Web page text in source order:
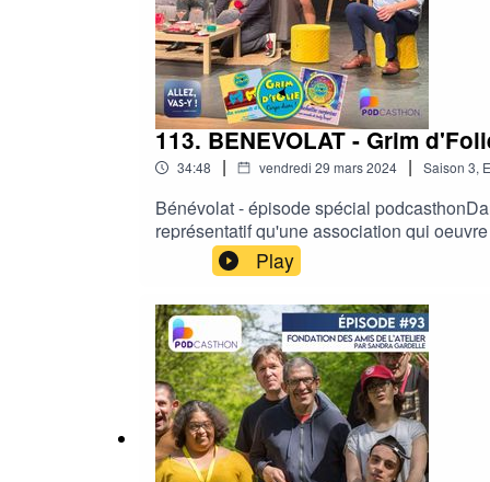
Retrouvez EMOVÉA
LinkedIn
internet
Suivez la page Allez, vas-y ! :
Facebook
113. BENEVOLAT - Grim
34:48 | vendredi 29 mars 2024 | Saison 3,
Bénévolat - épisode spécial
représentatif qu'une association qui
l'actualité des Grim d'Folie, un endroit : leur
Play